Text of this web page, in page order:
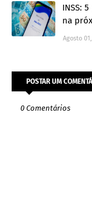
INSS:
na
Agosto
POSTAR UM
0 Comentários